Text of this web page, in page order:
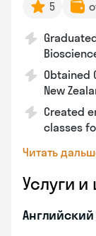
5
Obtained
New
Created
classes
Читать
Услуги